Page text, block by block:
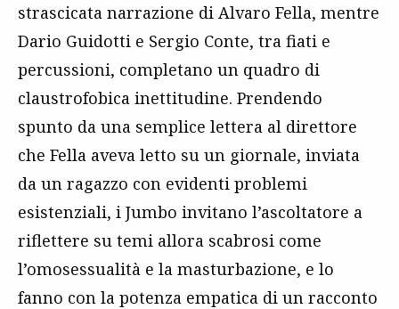
strascicata narrazione di Alvaro Fella, mentre
Dario Guidotti e Sergio Conte, tra fiati e
percussioni, completano un quadro di
claustrofobica inettitudine. Prendendo
spunto da una semplice lettera al direttore
che Fella aveva letto su un giornale, inviata
da un ragazzo con evidenti problemi
esistenziali, i Jumbo invitano l’ascoltatore a
riflettere su temi allora scabrosi come
l’omosessualità e la masturbazione, e lo
fanno con la potenza empatica di un racconto